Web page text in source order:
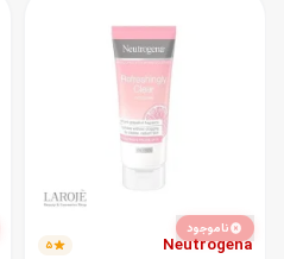
ناموجود
Neutrogena ۵